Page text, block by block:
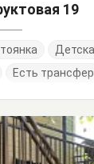
19
Есть трансфер